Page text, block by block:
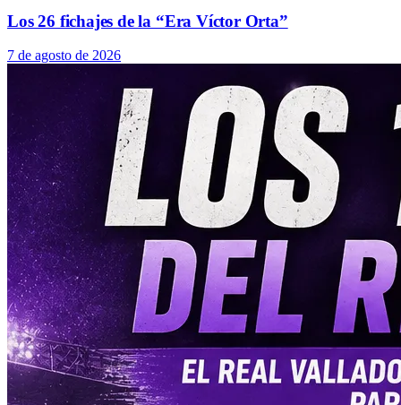
Los 26 fichajes de la “Era Víctor Orta”
7 de agosto de 2026